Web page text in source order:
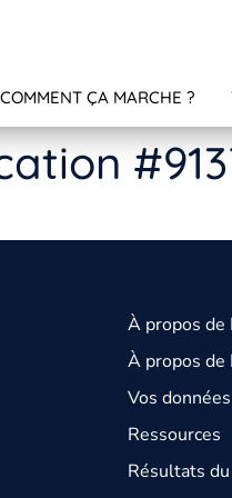
COMMENT ÇA MARCHE ?
À propos de
À propos de
Vos
Ressources
Résultats